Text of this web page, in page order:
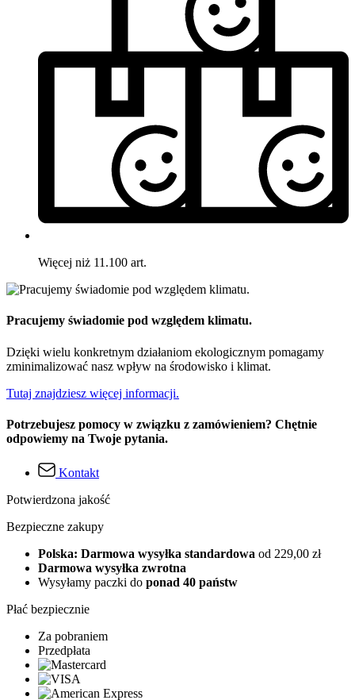
Więcej niż 11.100 art.
Pracujemy świadomie pod względem klimatu.
Dzięki wielu konkretnym działaniom ekologicznym pomagamy
zminimalizować nasz wpływ na środowisko i klimat.
Tutaj znajdziesz więcej informacji.
Potrzebujesz pomocy w związku z zamówieniem? Chętnie
odpowiemy na Twoje pytania.
Kontakt
Potwierdzona jakość
Bezpieczne zakupy
Polska: Darmowa wysyłka standardowa od 229,00 zł
Darmowa wysyłka zwrotna
Wysyłamy paczki do ponad 40 państw
Płać bezpiecznie
Za pobraniem
Przedpłata